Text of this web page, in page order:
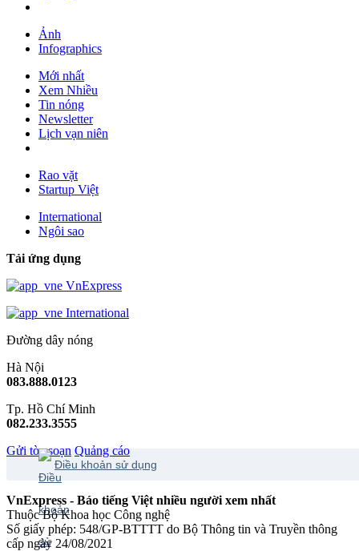
Ảnh
Infographics
Mới nhất
Xem Nhiều
Tin nóng
Newsletter
Lịch vạn niên
Rao vặt
Startup Việt
International
Ngôi sao
Tải ứng dụng
VnExpress
International
Đường dây nóng
Hà Nội
083.888.0123
Tp. Hồ Chí Minh
082.233.3555
Gửi tòa soạn Quảng cáo
Điều khoản sử dụng
VnExpress - Báo tiếng Việt nhiều người xem nhất
Thuộc Bộ Khoa học Công nghệ
Số giấy phép: 548/GP-BTTTT do Bộ Thông tin và Truyền thông
cấp ngày 24/08/2021